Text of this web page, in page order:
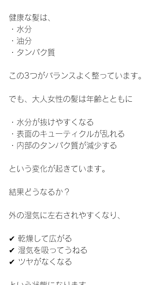
健康な髪は、
・水分
・油分
・タンパク質
この3つがバランスよく整っています。
でも、大人女性の髪は年齢とともに
・水分が抜けやすくなる
・表面のキューティクルが乱れる
・内部のタンパク質が減少する
という変化が起きています。
結果どうなるか？
外の湿気に左右されやすくなり、
✔ 乾燥して広がる
✔ 湿気を吸ってうねる
✔ ツヤがなくなる